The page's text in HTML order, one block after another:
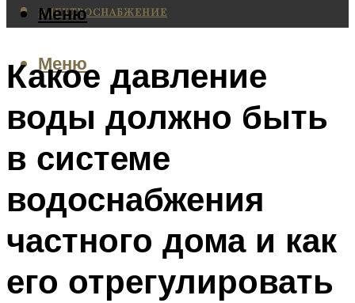
ЭЛЕКТРОСНАБЖЕНИЕ
Меню
Меню
Какое давление
воды должно быть
в системе
водоснабжения
частного дома и как
его отрегулировать